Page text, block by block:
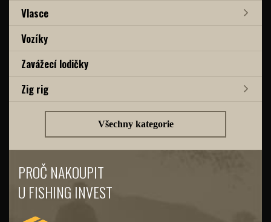
Vlasce
Vozíky
Zavážecí lodičky
Zig rig
Všechny kategorie
PROČ NAKOUPIT
U FISHING INVEST